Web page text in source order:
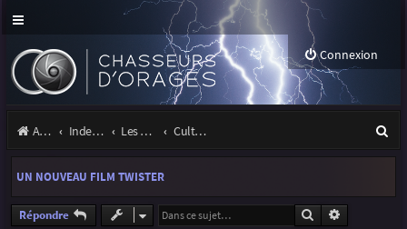
Connexion
Accueil Index du forum Les orages Culture & médias
e
UN NOUVEAU FILM TWISTER
Répondre Rechercher